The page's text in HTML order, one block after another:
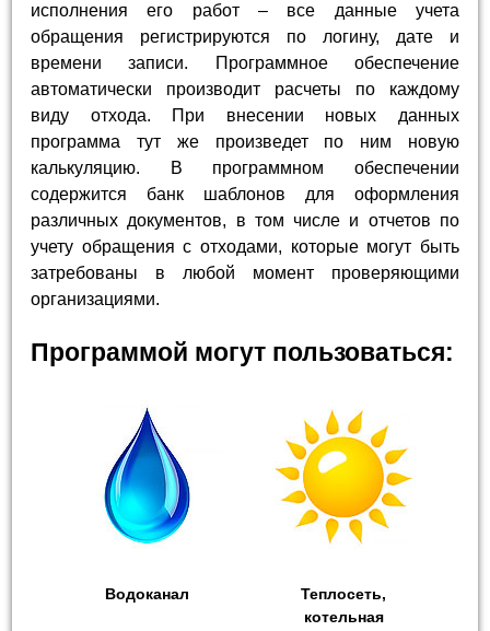
исполнения его работ – все данные учета
обращения регистрируются по логину, дате и
времени записи. Программное обеспечение
автоматически производит расчеты по каждому
виду отхода. При внесении новых данных
программа тут же произведет по ним новую
калькуляцию. В программном обеспечении
содержится банк шаблонов для оформления
различных документов, в том числе и отчетов по
учету обращения с отходами, которые могут быть
затребованы в любой момент проверяющими
организациями.
Программой могут пользоваться:
Водоканал
Теплосеть,
котельная